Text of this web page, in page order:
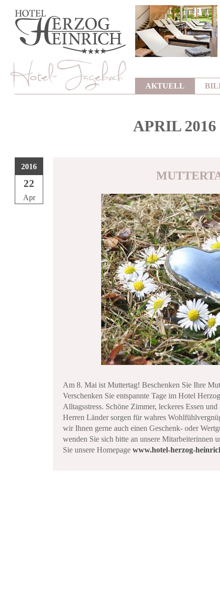
AKTUELL
APRIL 2016
2016
22
Apr
Am 8. Mai ist Muttertag! Beschenken Sie Ihre
Verschenken Sie entspannte Tage im Hotel
Alltagsstress. Schöne Zimmer, leckeres Essen
Herren Länder sorgen für wahres
wir Ihnen gerne auch einen Geschenk- oder
wenden Sie sich bitte an unsere Mitarbeiterinnen
Sie unsere Homepagewww.hotel-herzog-